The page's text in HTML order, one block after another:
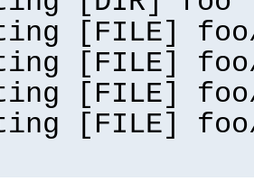
[FILE]
[FILE] foo/
[FILE]
[FILE]